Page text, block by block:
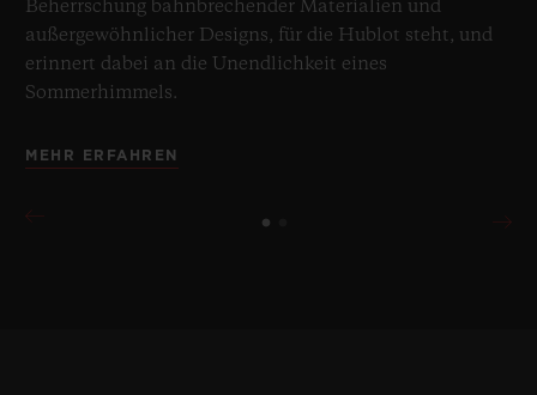
Beherrschung bahnbrechender Materialien und
außergewöhnlicher Designs, für die Hublot steht, und
erinnert dabei an die Unendlichkeit eines
Sommerhimmels.
MEHR ERFAHREN